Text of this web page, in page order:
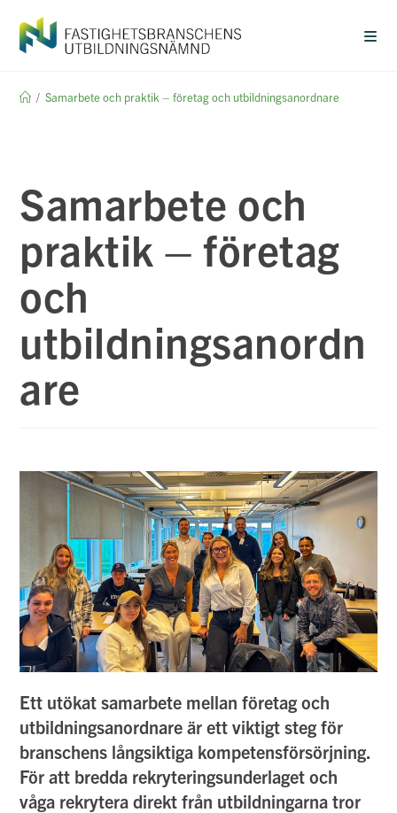
innehållet
/ Samarbete och praktik – företag och utbildningsanordnare
Samarbete och
praktik – företag
och
utbildningsanordn
are
Ett utökat samarbete mellan företag och
utbildningsanordnare är ett viktigt steg för
branschens långsiktiga kompetensförsörjning.
För att bredda rekryteringsunderlaget och
våga rekrytera direkt från utbildningarna tror